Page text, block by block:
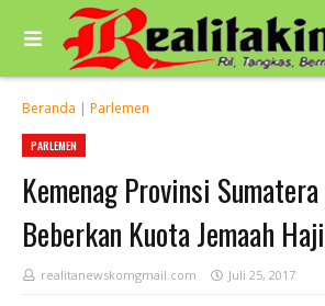
Beranda | Parlemen
PARLEMEN
Kemenag Provinsi
Beberkan Kuota Jemaah
realitanewskomgmail.com Juli 25, 2017